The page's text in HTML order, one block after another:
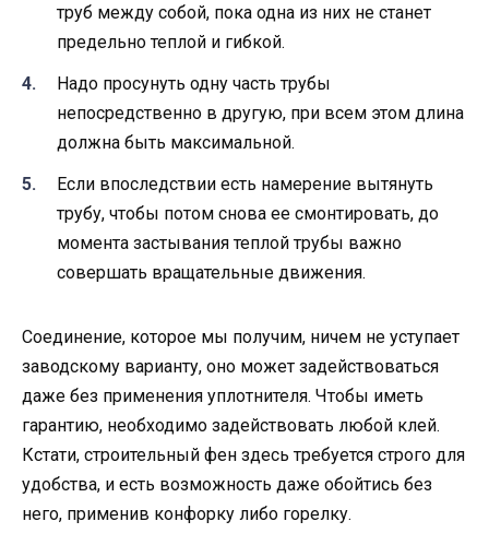
труб между собой, пока одна из них не станет
предельно теплой и гибкой.
Надо просунуть одну часть трубы
непосредственно в другую, при всем этом длина
должна быть максимальной.
Если впоследствии есть намерение вытянуть
трубу, чтобы потом снова ее смонтировать, до
момента застывания теплой трубы важно
совершать вращательные движения.
Соединение, которое мы получим, ничем не уступает
заводскому варианту, оно может задействоваться
даже без применения уплотнителя. Чтобы иметь
гарантию, необходимо задействовать любой клей.
Кстати, строительный фен здесь требуется строго для
удобства, и есть возможность даже обойтись без
него, применив конфорку либо горелку.